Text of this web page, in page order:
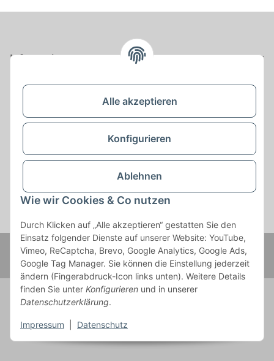
Alle akzeptieren
Konfigurieren
Ablehnen
Wie wir Cookies & Co nutzen
Durch Klicken auf „Alle akzeptieren“ gestatten Sie den
Einsatz folgender Dienste auf unserer Website: YouTube,
Vimeo, ReCaptcha, Brevo, Google Analytics, Google Ads,
Google Tag Manager. Sie können die Einstellung jederzeit
ändern (Fingerabdruck-Icon links unten). Weitere Details
finden Sie unter Konfigurieren und in unserer
Datenschutzerklärung.
Impressum Datenschutz
Informationen
Service
Gesetzliche Informationen
© MGS GmbH & Co. KG
Powered byJTL-Shop